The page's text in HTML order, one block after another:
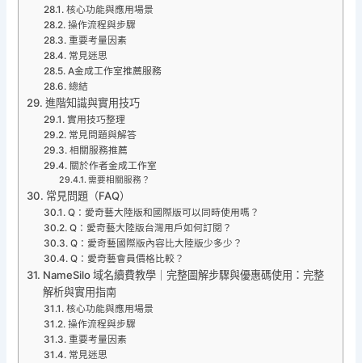
核心功能與應用場景
操作流程與步驟
重要考量因素
常見迷思
A金成工作室推薦服務
總結
進階知識與實用技巧
實用技巧整理
常見問題與解答
相關服務推薦
關於作者金成工作室
需要相關服務？
常見問題（FAQ）
Q：愛奇藝大陸版和國際版可以同時使用嗎？
Q：愛奇藝大陸版台灣用戶如何訂閱？
Q：愛奇藝國際版內容比大陸版少多少？
Q：愛奇藝會員價格比較？
NameSilo 域名續費教學｜完整圖解步驟與優惠碼使用：完整
解析與實用指南
核心功能與應用場景
操作流程與步驟
重要考量因素
常見迷思